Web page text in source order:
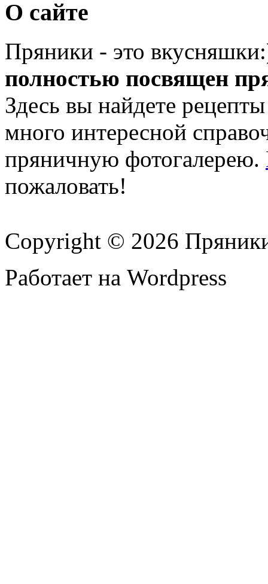
О сайте
Пряники - это
полностью посвящен
Здесь вы найдете
много интересной
пряничную фотогалерею.
пожаловать!
Copyright © 2026
Работает на Wordpress